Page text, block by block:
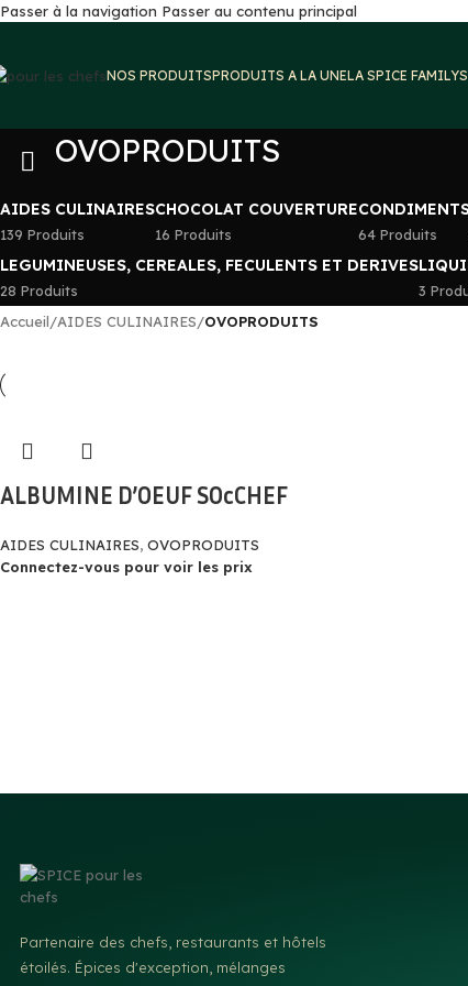
Passer à la navigation Passer au contenu principal
NOS PRODUITSPRODUITS A LA UNELA SPICE FAMILY
OVOPRODUITS
AIDES CULINAIRES
139 Produits
CHOCOLAT COUVERTURE
16 Produits 64 Produits
LEGUMINEUSES, CEREALES, FECULENTS ET DERIVES
28 Produits 3
Accueil/AIDES CULINAIRES/OVOPRODUITS
ALBUMINE D’OEUF SOcCHEF
AIDES CULINAIRES, OVOPRODUITS
Connectez-vous pour voir les prix
Partenaire des chefs, restaurants et hôtels
étoilés. Épices d'exception, mélanges